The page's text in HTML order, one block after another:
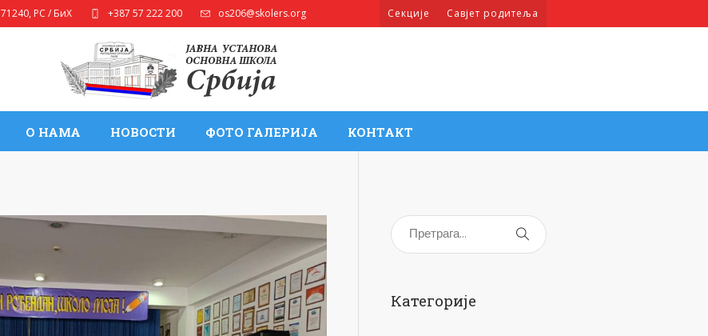
Секције Савјет родитеља
71240, РС / БиХ +387 57 222 200 os206@skolers.org
О НАМА НОВОСТИ ФОТО ГАЛЕРИЈА КОНТАКТ
Категорије